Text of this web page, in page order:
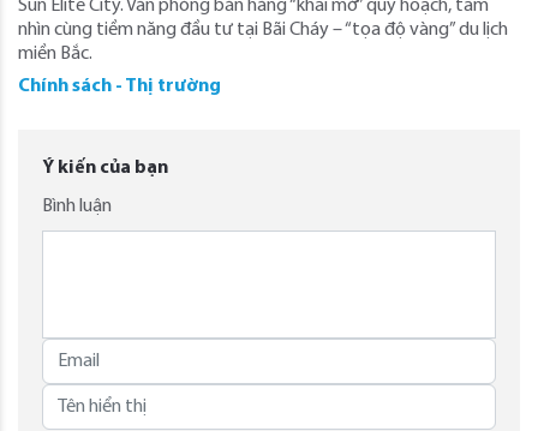
Sun Elite City. Văn phòng bán hàng “khai mở” quy hoạch, tầm
nhìn cùng tiềm năng đầu tư tại Bãi Cháy – “tọa độ vàng” du lịch
miền Bắc.
Chính sách - Thị trường
Ý kiến của bạn
Bình luận